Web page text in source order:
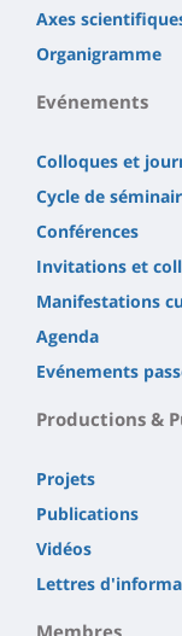
Axes
Organigramme
Evénements
Colloques et
Cycle de
Conférences
Invitations et
Manifestations
Agenda
Evénements
Productions &
Projets
Publications
Vidéos
Lettres